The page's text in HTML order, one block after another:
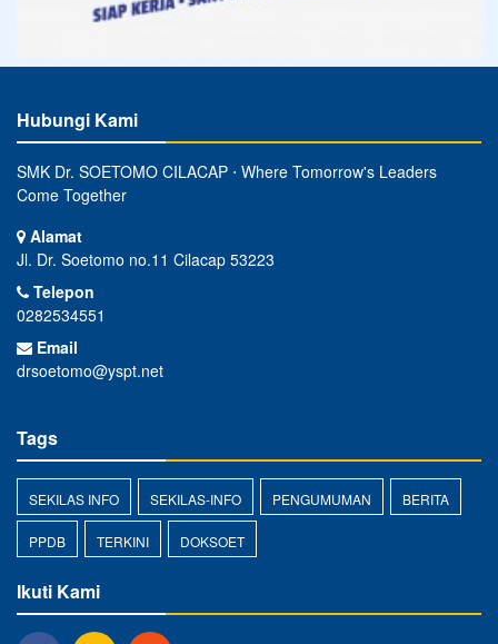
Hubungi Kami
SMK Dr. SOETOMO CILACAP ⋅ Where Tomorrow's Leaders
Come Together
Alamat
Jl. Dr. Soetomo no.11 Cilacap 53223
Telepon
0282534551
Email
drsoetomo@yspt.net
Tags
SEKILAS INFO SEKILAS-INFO PENGUMUMAN BERITA
PPDB TERKINI DOKSOET
Ikuti Kami